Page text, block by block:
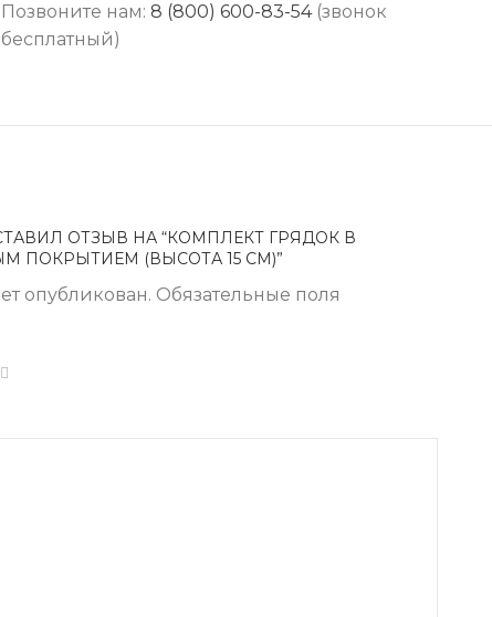
Позвоните нам: 8 (800) 600-83-54(звонок
бесплатный)
ОТЗЫВ НА “КОМПЛЕКТ ГРЯДОК В
ПОКРЫТИЕМ (ВЫСОТА 15 СМ)”
опубликован. Обязательные поля